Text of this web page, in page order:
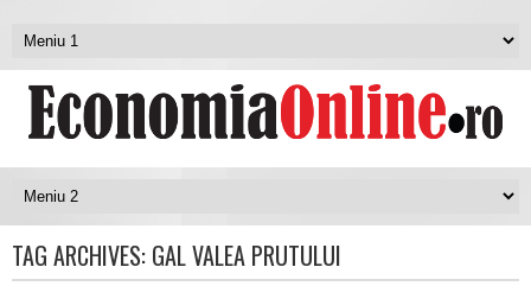
TAG ARCHIVES: GAL VALEA PRUTULUI